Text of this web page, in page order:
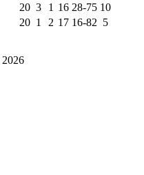
20 3 1 16 28-75 10
20 1 2 17 16-82 5
2026